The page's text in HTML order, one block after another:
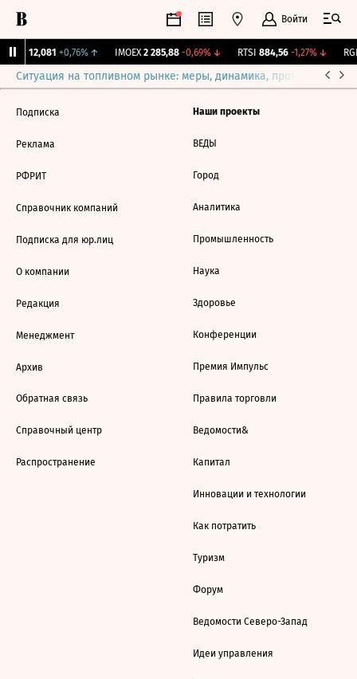
Войти
12,081 +0,76%↑ IMOEX 2 285,88 -0,69%↓ RTSI 884,56 -1,27%↓
Ситуация на топливном рынке: меры, динамика, прогнозы
Подписка
Реклама
РФРИТ
Справочник компаний
Подписка для юр.лиц
О компании
Редакция
Менеджмент
Архив
Обратная связь
Справочный центр
Распространение
Наши проекты
ВЕДЫ
Город
Аналитика
Промышленность
Наука
Здоровье
Конференции
Премия Импульс
Правила торговли
Ведомости&
Капитал
Инновации и технологии
Как потратить
Туризм
Форум
Ведомости Северо-Запад
Идеи управления